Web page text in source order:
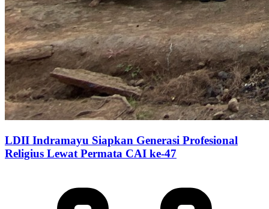
LDII Indramayu Siapkan Generasi Profesional
Religius Lewat Permata CAI ke-47